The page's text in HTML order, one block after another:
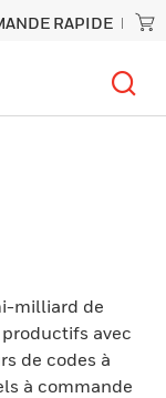
RAPIDE
milliard de
avec
de codes à
à commande